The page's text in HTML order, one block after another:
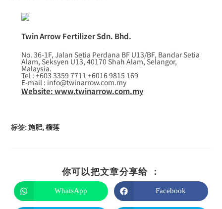
Twin Arrow Fertilizer Sdn. Bhd.
No. 36-1F, Jalan Setia Perdana BF U13/BF, Bandar Setia
Alam, Seksyen U13, 40170 Shah Alam, Selangor,
Malaysia.
Tel : +603 3359 7711 +6016 9815 169
E-mail : info@twinarrow.com.my
Website: www.twinarrow.com.my
标签:施肥,榴莲
你可以把文章分享给 ：
WhatsApp Facebook